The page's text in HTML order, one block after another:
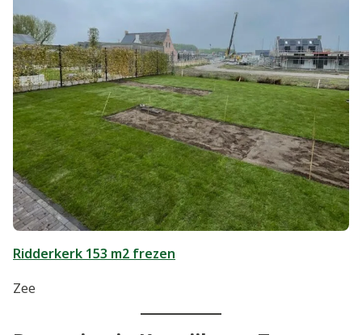
Ridderkerk 153 m2 frezen
Zee